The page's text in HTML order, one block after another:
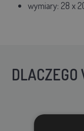
wymiary: 28 x